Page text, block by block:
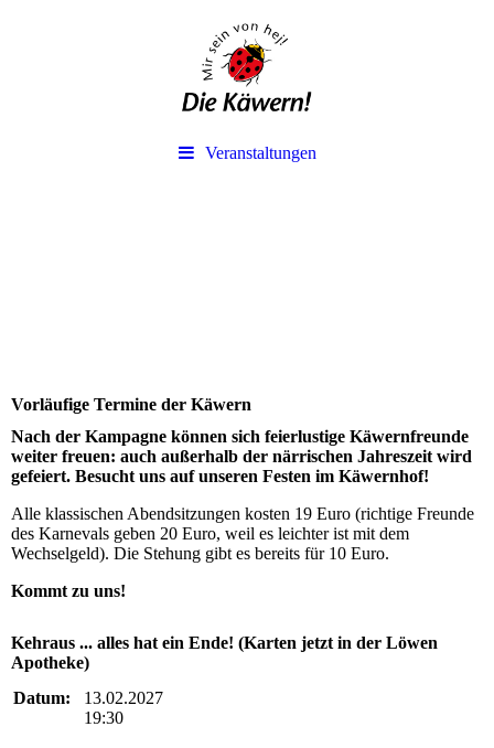
Veranstaltungen
Vorläufige Termine der Käwern
Nach der Kampagne können sich feierlustige Käwernfreunde
weiter freuen: auch außerhalb der närrischen Jahreszeit wird
gefeiert. Besucht uns auf unseren Festen im Käwernhof!
Alle klassischen Abendsitzungen kosten 19 Euro (richtige Freunde
des Karnevals geben 20 Euro, weil es leichter ist mit dem
Wechselgeld). Die Stehung gibt es bereits für 10 Euro.
Kommt zu uns!
Kehraus ... alles hat ein Ende! (Karten jetzt in der Löwen
Apotheke)
Datum:
13.02.2027
19:30